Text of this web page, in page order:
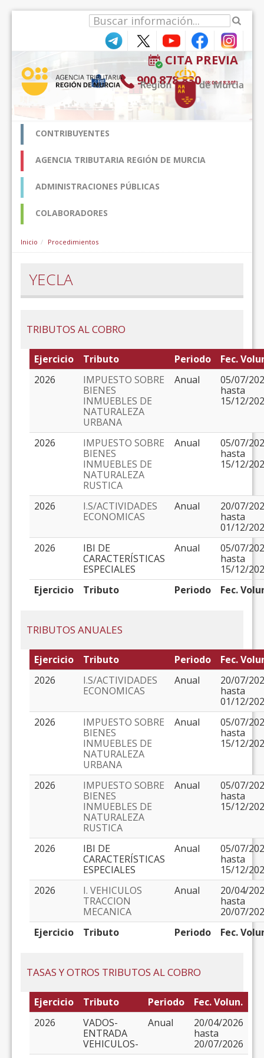
CITA PREVIA
900 878 830 (9:00-18:30*)
CONTRIBUYENTES
AGENCIA TRIBUTARIA REGIÓN DE MURCIA
ADMINISTRACIONES PÚBLICAS
COLABORADORES
Inicio Procedimientos
YECLA
TRIBUTOS AL COBRO
Ejercicio Tributo Periodo
Fec.
2026
IMPUESTO SOBRE
BIENES
INMUEBLES DE
NATURALEZA
URBANA
Anual
05/07/
hasta
15/12/
2026
IMPUESTO SOBRE
BIENES
INMUEBLES DE
NATURALEZA
RUSTICA
Anual
05/07/
hasta
15/12/
2026
I.S/ACTIVIDADES
ECONOMICAS
Anual
20/07/
hasta
01/12/
2026
IBI DE
CARACTERÍSTICAS
ESPECIALES
Anual
05/07/
hasta
15/12/
Ejercicio
Tributo Periodo Fec.
TRIBUTOS ANUALES
Ejercicio Tributo Periodo
Fec.
2026
I.S/ACTIVIDADES
ECONOMICAS
Anual
20/07/
hasta
01/12/
2026
IMPUESTO SOBRE
BIENES
INMUEBLES DE
NATURALEZA
URBANA
Anual
05/07/
hasta
15/12/
2026
IMPUESTO SOBRE
BIENES
INMUEBLES DE
NATURALEZA
RUSTICA
Anual
05/07/
hasta
15/12/
2026
IBI DE
CARACTERÍSTICAS
ESPECIALES
Anual
05/07/
hasta
15/12/
2026
I. VEHICULOS
TRACCION
MECANICA
Anual
20/04/
hasta
20/07/
Ejercicio
Tributo Periodo Fec.
TASAS Y OTROS TRIBUTOS AL COBRO
Ejercicio Tributo Periodo
Fec. Volun.
2026
VADOS-
ENTRADA
VEHICULOS-
Anual
20/04/2026
hasta
20/07/2026